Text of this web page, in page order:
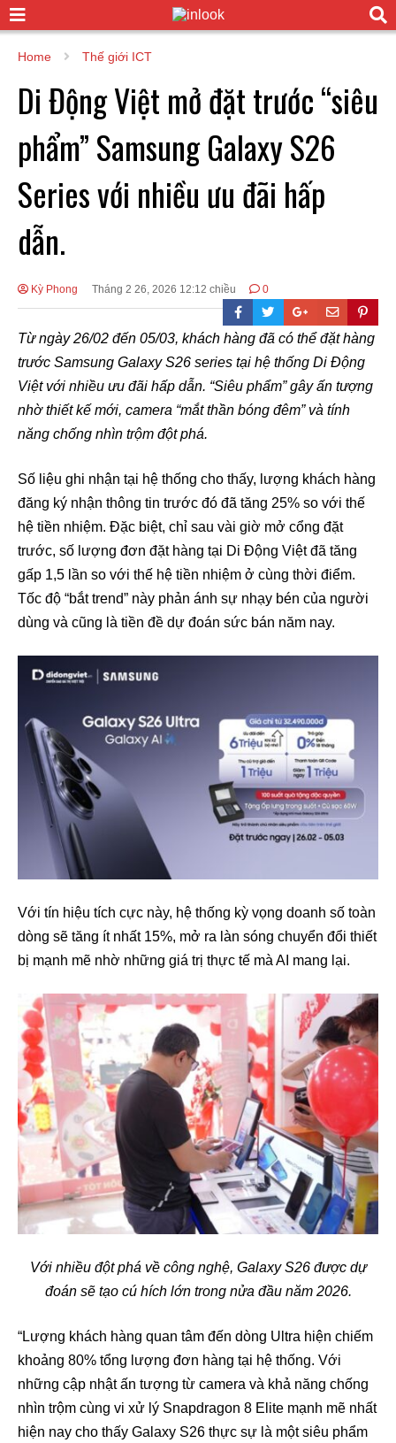
Home Thế giới ICT
Di Động Việt mở đặt trước “siêu
phẩm” Samsung Galaxy S26
Series với nhiều ưu đãi hấp
dẫn.
Kỳ Phong Tháng 2 26, 2026 12:12 chiều 0
Từ ngày 26/02 đến 05/03, khách hàng đã có thể đặt hàng
trước Samsung Galaxy S26 series tại hệ thống Di Động
Việt với nhiều ưu đãi hấp dẫn. “Siêu phẩm” gây ấn tượng
nhờ thiết kế mới, camera “mắt thần bóng đêm” và tính
năng chống nhìn trộm đột phá.
Số liệu ghi nhận tại hệ thống cho thấy, lượng khách hàng
đăng ký nhận thông tin trước đó đã tăng 25% so với thế
hệ tiền nhiệm. Đặc biệt, chỉ sau vài giờ mở cổng đặt
trước, số lượng đơn đặt hàng tại Di Động Việt đã tăng
gấp 1,5 lần so với thế hệ tiền nhiệm ở cùng thời điểm.
Tốc độ “bắt trend” này phản ánh sự nhạy bén của người
dùng và cũng là tiền đề dự đoán sức bán năm nay.
Với tín hiệu tích cực này, hệ thống kỳ vọng doanh số toàn
dòng sẽ tăng ít nhất 15%, mở ra làn sóng chuyển đổi thiết
bị mạnh mẽ nhờ những giá trị thực tế mà AI mang lại.
Với nhiều đột phá về công nghệ, Galaxy S26 được dự
đoán sẽ tạo cú hích lớn trong nửa đầu năm 2026.
“Lượng khách hàng quan tâm đến dòng Ultra hiện chiếm
khoảng 80% tổng lượng đơn hàng tại hệ thống. Với
những cập nhật ấn tượng từ camera và khả năng chống
nhìn trộm cùng vi xử lý Snapdragon 8 Elite mạnh mẽ nhất
hiện nay cho thấy Galaxy S26 thực sự là một siêu phẩm